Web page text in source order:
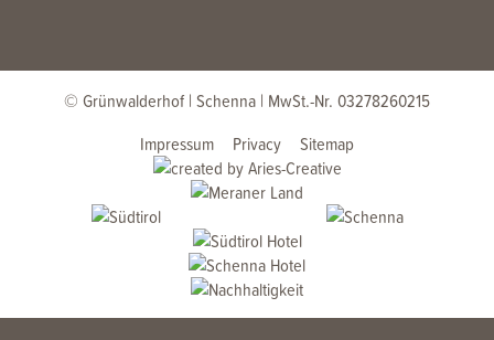
© Grünwalderhof | Schenna | MwSt.-Nr. 03278260215
Impressum
Privacy Sitemap